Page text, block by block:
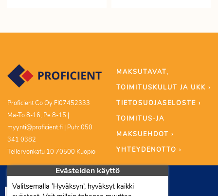
Proficient Co Oy FI07452333
Ma-To 8-16, Pe 8-15 |
myynti@proficient.fi | Puh: 050
341 0382
Tellervonkatu 10 70500 Kuopio
MAKSUTAVAT,
TOIMITUSKULUT JA UKK ›
TIETOSUOJASELOSTE ›
TOIMITUS-JA
MAKSUEHDOT ›
YHTEYDENOTTO ›
Evästeiden käyttö
Valitsemalla ’Hyväksyn’, hyväksyt kaikki